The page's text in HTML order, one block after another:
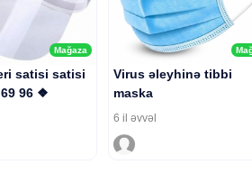
Mağaza
satisi satisi
96 ❖
Virus əleyhinə tibbi
maska
6 il əvvəl